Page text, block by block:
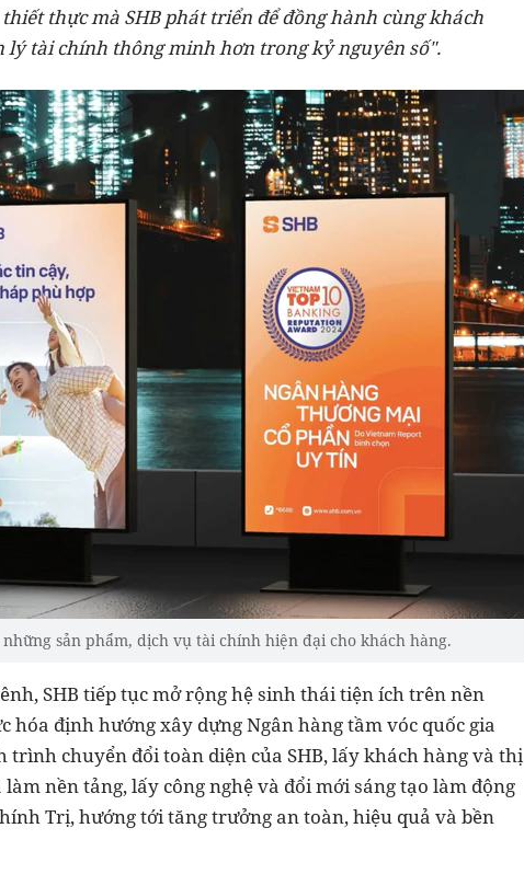
thực mà SHB phát triển để đồng hành cùng khách
tài chính thông minh hơn trong kỷ nguyên số".
sản phẩm, dịch vụ tài chính hiện đại cho khách hàng.
SHB tiếp tục mở rộng hệ sinh thái tiện ích trên nền
hóa định hướng xây dựng Ngân hàng tầm vóc quốc gia
chuyển đổi toàn diện của SHB, lấy khách hàng và thị
nền tảng, lấy công nghệ và đổi mới sáng tạo làm động
Trị, hướng tới tăng trưởng an toàn, hiệu quả và bền